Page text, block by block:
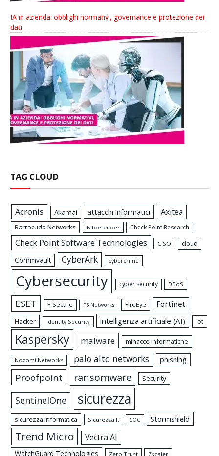
IA in azienda: obblighi normativi, governance e protezione dei
dati
TAG CLOUD
Acronis Akamai attacchi informatici Axitea
Barracuda Networks Bitdefender Check Point Research
Check Point Software Technologies CISO cloud
Commvault CyberArk cybercrime
Cybersecurity cyber security DDoS
ESET F-Secure F5 Networks FireEye Fortinet
Hacker Identity Security intelligenza artificiale (AI) Iot
Kaspersky malware minacce informatiche
Nozomi Networks palo alto networks phishing
Proofpoint ransomware Security
SentinelOne sicurezza
sicurezza informatica Sicurezza It SOC Stormshield
Trend Micro Vectra AI
WatchGuard Technologies Zero Trust Zscaler